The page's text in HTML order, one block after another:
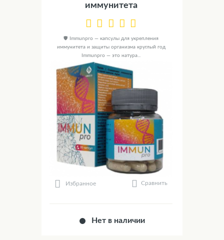
иммунитета
🛡️ Immunpro — капсулы для укрепления
иммунитета и защиты организма круглый год
Immunpro — это натура...
Избранное Сравнить
Нет в наличии